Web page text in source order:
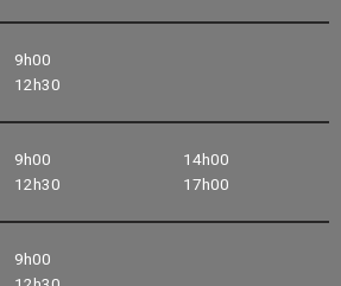
9h00
12h30
9h00
12h30
14h00
17h00
9h00